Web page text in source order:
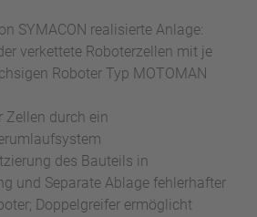
SYMACON realisierte Anlage:
verkettete Roboterzellen mit je
Roboter Typ MOTOMAN
Zellen durch ein
des Bauteils in
und Separate Ablage fehlerhafter
Doppelgreifer ermöglicht